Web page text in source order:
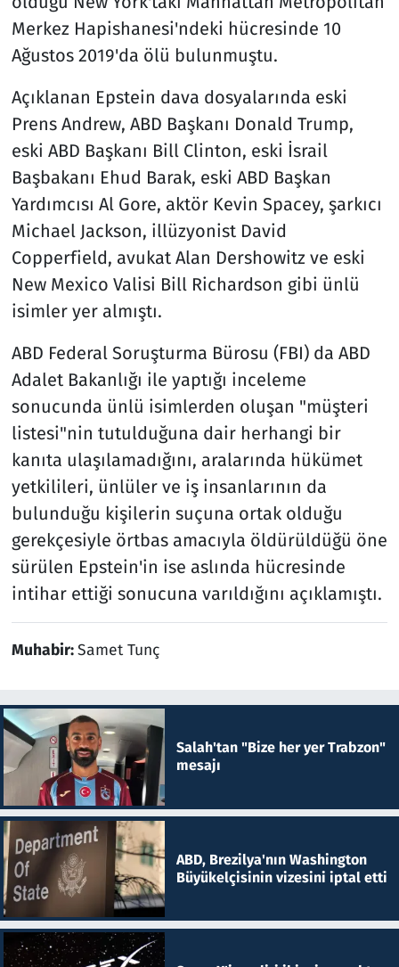
Merkez Hapishanesi'ndeki hücresinde 10
Ağustos 2019'da ölü bulunmuştu.
Açıklanan Epstein dava dosyalarında eski
Prens Andrew, ABD Başkanı Donald Trump,
eski ABD Başkanı Bill Clinton, eski İsrail
Başbakanı Ehud Barak, eski ABD Başkan
Yardımcısı Al Gore, aktör Kevin Spacey, şarkıcı
Michael Jackson, illüzyonist David
Copperfield, avukat Alan Dershowitz ve eski
New Mexico Valisi Bill Richardson gibi ünlü
isimler yer almıştı.
ABD Federal Soruşturma Bürosu (FBI) da ABD
Adalet Bakanlığı ile yaptığı inceleme
sonucunda ünlü isimlerden oluşan "müşteri
listesi"nin tutulduğuna dair herhangi bir
kanıta ulaşılamadığını, aralarında hükümet
yetkilileri, ünlüler ve iş insanlarının da
bulunduğu kişilerin suçuna ortak olduğu
gerekçesiyle örtbas amacıyla öldürüldüğü öne
sürülen Epstein'in ise aslında hücresinde
intihar ettiği sonucuna varıldığını açıklamıştı.
Muhabir:Samet Tunç
Salah'tan "Bize her yer Trabzon"
mesajı
ABD, Brezilya'nın Washington
Büyükelçisinin vizesini iptal etti